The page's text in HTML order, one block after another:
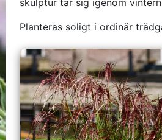
skulptur tar sig igenom
Planteras soligt i ordinär